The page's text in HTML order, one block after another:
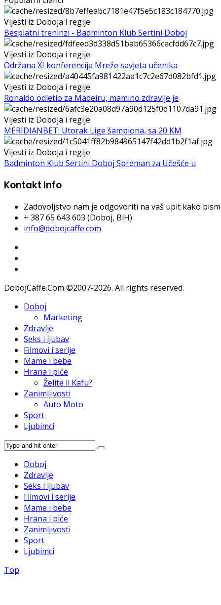
Vijesti iz Doboja i regije
Besplatni treninzi - Badminton Klub Sertini Doboj
Vijesti iz Doboja i regije
Održana XI konferencija Mreže savjeta učenika
Vijesti iz Doboja i regije
Ronaldo odletio za Madeiru, mamino zdravlje je
Vijesti iz Doboja i regije
MERIDIANBET: Utorak Lige šampiona, sa 20 KM
Vijesti iz Doboja i regije
Badminton Klub Sertini Doboj Spreman za Učešće u
Kontakt Info
Zadovoljstvo nam je odgovoriti na vaš upit kako
+ 387 65 643 603 (Doboj, BiH)
info@dobojcaffe.com
DobojCaffe.Com ©2007-2026. All rights reserved.
Doboj
Marketing
Zdravlje
Seks i ljubav
Filmovi i serije
Mame i bebe
Hrana i piće
Želite li Kafu?
Zanimljivosti
Auto Moto
Sport
Ljubimci
Doboj
Zdravlje
Seks i ljubav
Filmovi i serije
Mame i bebe
Hrana i piće
Zanimljivosti
Sport
Ljubimci
Top